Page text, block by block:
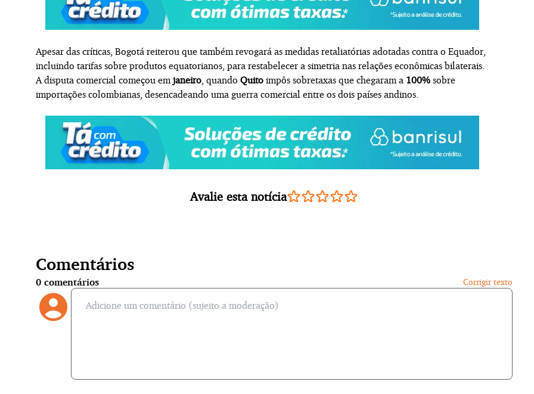
Apesar das críticas, Bogotá reiterou que também revogará as medidas retaliatórias adotadas contra o Equador,
incluindo tarifas sobre produtos equatorianos, para restabelecer a simetria nas relações econômicas bilaterais.
A disputa comercial começou emjaneiro, quando Quito impôs sobretaxas que chegaram a 100% sobre
importações colombianas, desencadeando uma guerra comercial entre os dois países andinos.
Avalie esta notícia
Comentários
0 comentários Corrigir texto